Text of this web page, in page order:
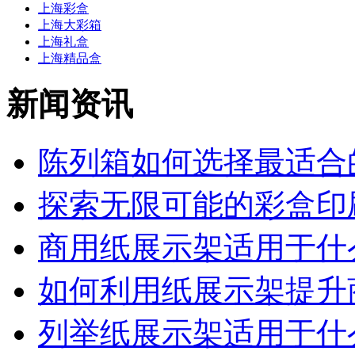
上海彩盒
上海大彩箱
上海礼盒
上海精品盒
新闻资讯
陈列箱如何选择最适
探索无限可能的彩盒
商用纸展示架适用于什
如何利用纸展示架提升
列举纸展示架适用于什